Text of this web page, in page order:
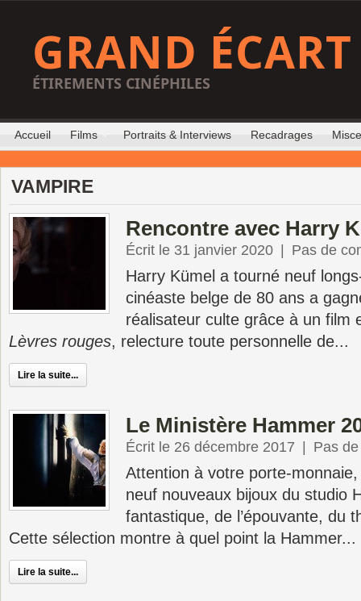
GRAND ÉCART
ÉTIREMENTS CINÉPHILES
Accueil Films Portraits & Interviews Recadrages
VAMPIRE
Rencontre avec Harry
Écrit le 31 janvier 2020 Pas de
Harry Kümel a tourné neuf
cinéaste belge de 80 ans a
réalisateur culte grâce à un film
Lèvres rouges, relecture toute personnelle de...
Lire la suite...
Le Ministère Hammer
Écrit le 26 décembre 2017 Pas
Attention à votre porte-
neuf nouveaux bijoux du studio
fantastique, de l’épouvante, du
Cette sélection montre à quel point la Hammer...
Lire la suite...